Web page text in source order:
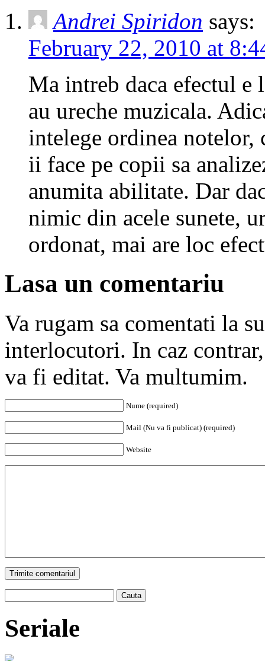
Andrei Spiridon says:
February 22, 2010 at
Ma intreb daca efectul
au ureche muzicala.
intelege ordinea notelor,
ii face pe copii sa
anumita abilitate. Dar
nimic din acele sunete,
ordonat, mai are loc
Lasa un comentariu
Va rugam sa comentati la
interlocutori. In caz
va fi editat. Va multumim.
Nume (required)
Mail (Nu va fi publicat) (required)
Website
Trimite comentariul
Cauta
Seriale